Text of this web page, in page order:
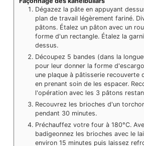
Dégazez la pâte en appuyant
plan de travail légèrement fariné.
pâtons. Étalez un pâton avec un
forme d'un rectangle. Étalez la
dessus.
Découpez 5 bandes (dans la
pour leur donner la forme
une plaque à pâtisserie recouverte
en prenant soin de les espacer.
l'opération avec les 3 pâtons
Recouvrez les brioches d'un
pendant 30 minutes.
Préchauffez votre four à 180°C.
badigeonnez les brioches avec le
environ 15 minutes puis laissez